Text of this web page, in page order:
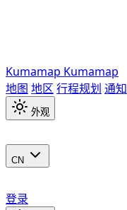
Kumamap Kumamap
地图 地区 行程规划 通知
外观
CN
登录